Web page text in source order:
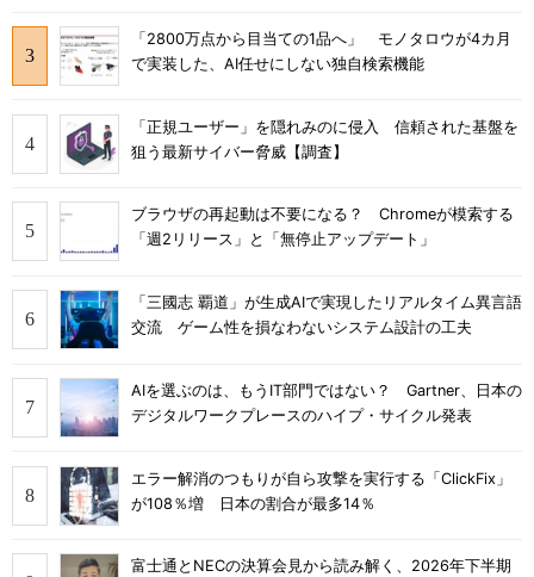
「2800万点から目当ての1品へ」 モノタロウが4カ月
で実装した、AI任せにしない独自検索機能
「正規ユーザー」を隠れみのに侵入 信頼された基盤を
狙う最新サイバー脅威【調査】
ブラウザの再起動は不要になる？ Chromeが模索する
「週2リリース」と「無停止アップデート」
「三國志 覇道」が生成AIで実現したリアルタイム異言語
交流 ゲーム性を損なわないシステム設計の工夫
AIを選ぶのは、もうIT部門ではない？ Gartner、日本の
デジタルワークプレースのハイプ・サイクル発表
エラー解消のつもりが自ら攻撃を実行する「ClickFix」
が108％増 日本の割合が最多14％
富士通とNECの決算会見から読み解く、2026年下半期